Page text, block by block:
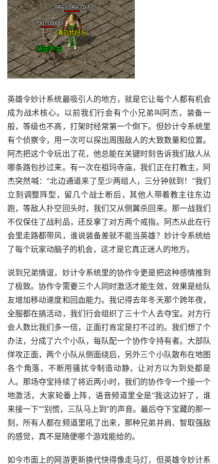
英雄令妙计系统最吸引人的地方，就是它让每个人都有机会
成为战术核心。以前我们行会有个小兄弟叫阿杰，装备一
般，等级也不高，打架时经常第一个倒下。但妙计令系统里
有个侦察令，用一次可以探出周围敌人的大致数量和位置。
阿杰把这个令玩出了花，他总能在关键时刻告诉我们敌人从
哪条路包抄过来。有一次在祖玛寺庙，我们正在打教主，阿
杰突然喊：“北边通道来了至少两组人，三分钟就到！”我们
立刻调整阵型，留几个战士断后，其他人带着教主往东边
跑，等敌人扑空回头时，我们又从侧翼杀回来。那一战我们
不仅保住了战利品，还反拿了对方两个戒指。阿杰从此在行
会里走路都带风，谁说装备差就不能当英雄？妙计令系统给
了每个玩家动脑子的机会，这才是它真正迷人的地方。
说到兄弟情谊，妙计令系统里的协作令更是把这种感情推到
了极致。协作令需要三个人同时激活才能生效，效果是给队
友增加移动速度和回血能力。我记得去年冬天那个跨年夜，
全服都在搞活动，我们行会组织了三十个人去夺宝。对方行
会人数比我们多一倍，正面打肯定是打不过的。我们想了个
办法，分成了六个小队，每队配一个协作令持有者。大部队
佯攻正面，两个小队从侧面绕后，另外三个小队散布在地图
各个角落，不断用骚扰令制造动静，让对方以为到处都是
人。那场夺宝持续了将近两小时，我们的协作令一个接一个
地激活，大家轮番上阵，语音频道里全是“我这边好了，谁
来接一下”“别慌，三队马上到”的声音。最后夺下宝藏的那一
刻，所有人都在频道里吼了出来，那种兄弟并肩、智取强敌
的感觉，真不是随便哪个游戏能给的。
如今市面上的网游更新换代快得像走马灯，但英雄令妙计系